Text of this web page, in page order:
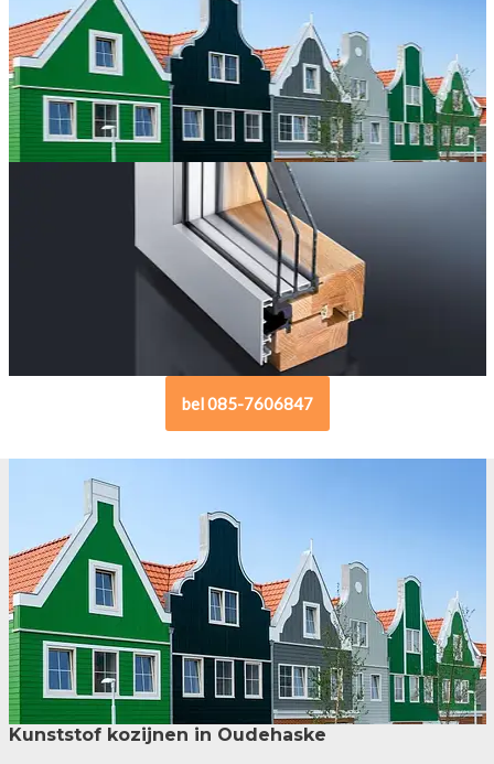
bel 085-7606847
Kunststof kozijnen in Oudehaske